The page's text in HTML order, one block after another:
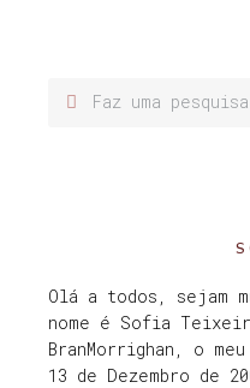
Olá a todos, sejam
nome é Sofia
BranMorrighan, o
13 de Dezembro de